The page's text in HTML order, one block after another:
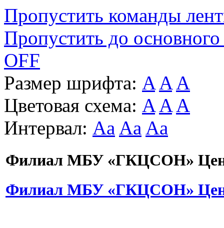
Пропустить команды
Пропустить до основного
OFF
Размер шрифта: A A A
Цветовая схема: A A A
Интервал: Aa Aa Aa
Филиал МБУ «ГКЦСОН»
Филиал МБУ «ГКЦСОН»